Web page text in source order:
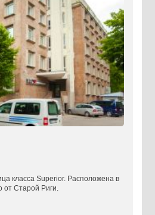
класса Superior. Расположена в
от Старой Риги.